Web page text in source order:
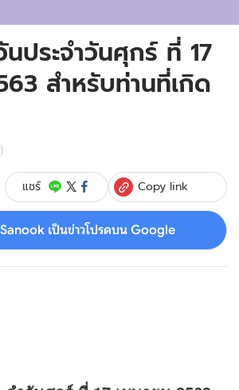
ประจำวันศุกร์ ที่ 17
สำหรับท่านที่เกิด
แชร์ Copy link
เป็นข่าวโปรดบน Google